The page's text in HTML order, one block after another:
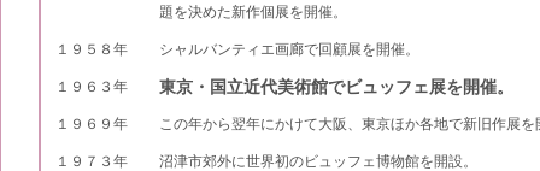
題を決めた新作個展を開催。
１９５８年 シャルバンティエ画廊で回顧展を開催。
１９６３年 東京・国立近代美術館でビュッフェ展を開催。
１９６９年 この年から翌年にかけて大阪、東京ほか各地で新旧作展を
１９７３年 沼津市郊外に世界初のビュッフェ博物館を開設。